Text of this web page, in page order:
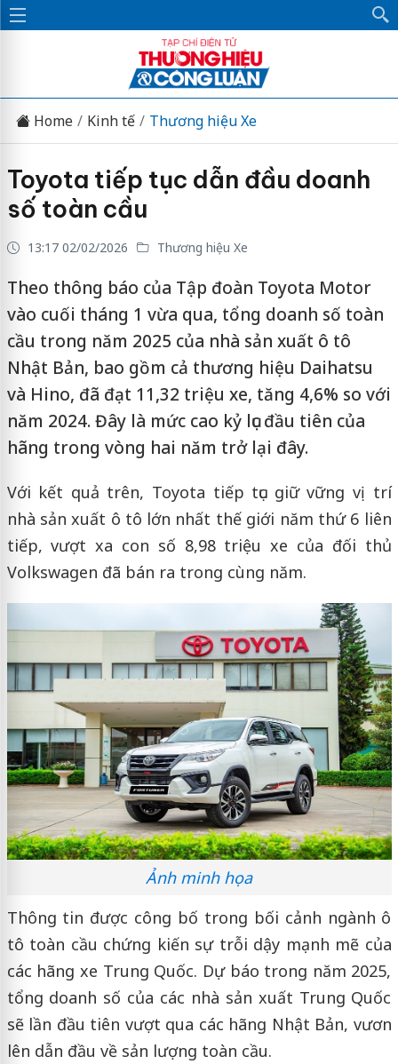
Home Kinh tế Thương hiệu Xe
Toyota tiếp tục dẫn đầu doanh
số toàn cầu
13:17 02/02/2026 Thương hiệu Xe
Theo thông báo của Tập đoàn Toyota Motor
vào cuối tháng 1 vừa qua, tổng doanh số toàn
cầu trong năm 2025 của nhà sản xuất ô tô
Nhật Bản, bao gồm cả thương hiệu Daihatsu
và Hino, đã đạt 11,32 triệu xe, tăng 4,6% so với
năm 2024. Đây là mức cao kỷ lục đầu tiên của
hãng trong vòng hai năm trở lại đây.
Với kết quả trên, Toyota tiếp tục giữ vững vị trí
nhà sản xuất ô tô lớn nhất thế giới năm thứ 6 liên
tiếp, vượt xa con số 8,98 triệu xe của đối thủ
Volkswagen đã bán ra trong cùng năm.
Ảnh minh họa
Thông tin được công bố trong bối cảnh ngành ô
tô toàn cầu chứng kiến sự trỗi dậy mạnh mẽ của
các hãng xe Trung Quốc. Dự báo trong năm 2025,
tổng doanh số của các nhà sản xuất Trung Quốc
sẽ lần đầu tiên vượt qua các hãng Nhật Bản, vươn
lên dẫn đầu về sản lượng toàn cầu.